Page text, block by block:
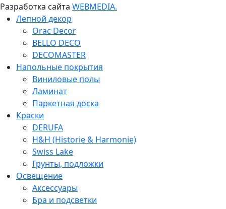
Разработка сайта WEBMEDIA.
Лепной декор
Orac Decor
BELLO DECO
DECOMASTER
Напольные покрытия
Виниловые полы
Ламинат
Паркетная доска
Краски
DERUFA
H&H (Historie & Harmonie)
Swiss Lake
Грунты, подложки
Освещение
Аксессуары
Бра и подсветки